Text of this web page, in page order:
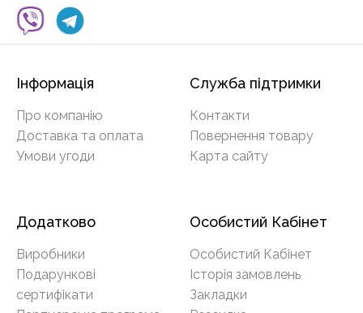
Інформація
Про компанію
Доставка та оплата
Умови угоди
Служба підтримки
Контакти
Повернення товару
Карта сайту
Додатково
Виробники
Подарункові
сертифікати
Особистий Кабінет
Особистий Кабінет
Історія замовлень
Закладки